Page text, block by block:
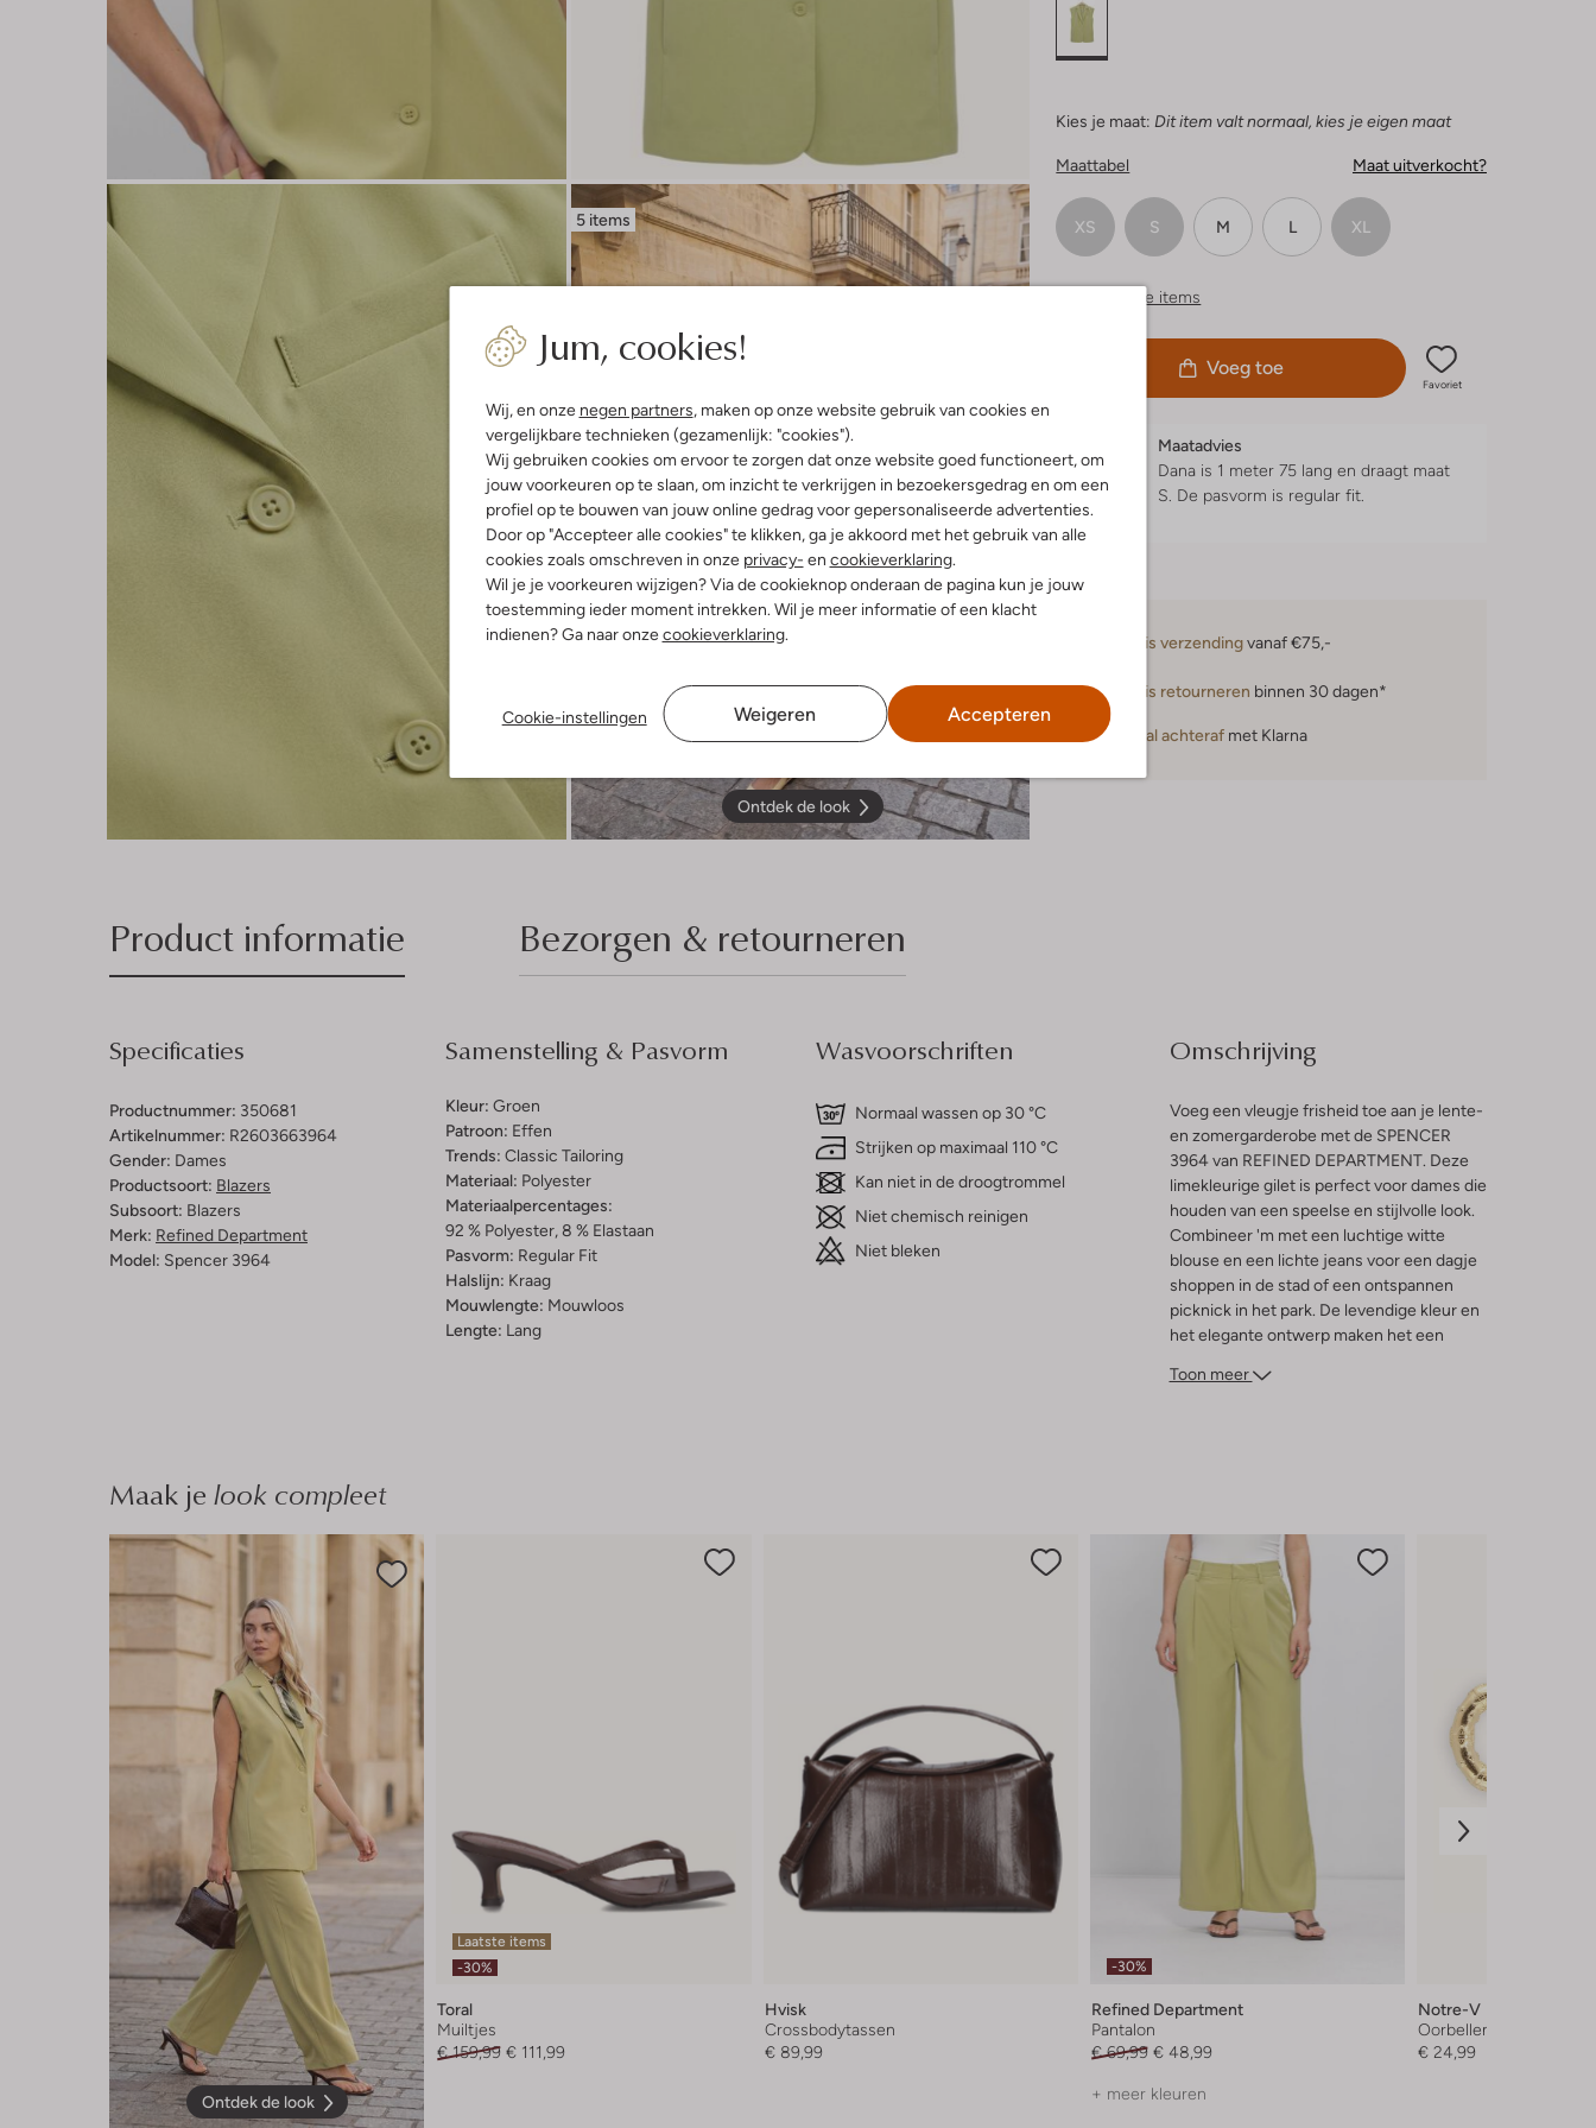
Jum, cookies!
Wij, en onze negen partners, maken op onze website gebruik van cookies en
vergelijkbare technieken (gezamenlijk: "cookies").
Wij gebruiken cookies om ervoor te zorgen dat onze website goed functioneert, om
jouw voorkeuren op te slaan, om inzicht te verkrijgen in bezoekersgedrag en om een
profiel op te bouwen van jouw online gedrag voor gepersonaliseerde advertenties.
Door op "Accepteer alle cookies" te klikken, ga je akkoord met het gebruik van alle
cookies zoals omschreven in onze privacy- en cookieverklaring.
Wil je je voorkeuren wijzigen? Via de cookieknop onderaan de pagina kun je jouw
toestemming ieder moment intrekken. Wil je meer informatie of een klacht
indienen? Ga naar onzecookieverklaring.
Cookie-instellingen Weigeren Accepteren
5 items
Ontdek de look
Kies je maat: Dit item valt normaal, kies je eigen maat
Maattabel Maat uitverkocht?
XS S M L XL
Vergelijkbare items
Voeg toe
Favoriet
Maatadvies
Dana is 1 meter 75 lang en draagt maat
S. De pasvorm is regular fit.
Gratis verzendingvanaf €75,-
Gratis retourneren binnen 30 dagen*
Betaal achteraf met Klarna
Product informatie Bezorgen & retourneren
Specificaties
Productnummer: 350681
Artikelnummer: R2603663964
Gender: Dames
Productsoort: Blazers
Subsoort: Blazers
Merk: Refined Department
Model: Spencer 3964
Samenstelling & Pasvorm
Kleur: Groen
Patroon: Effen
Trends: Classic Tailoring
Materiaal: Polyester
Materiaalpercentages:
92 % Polyester, 8 % Elastaan
Pasvorm: Regular Fit
Halslijn: Kraag
Mouwlengte: Mouwloos
Lengte: Lang
Wasvoorschriften
Normaal wassen op 30 °C
Strijken op maximaal 110 °C
Kan niet in de droogtrommel
Niet chemisch reinigen
Niet bleken
Omschrijving
Voeg een vleugje frisheid toe aan je lente-
en zomergarderobe met de SPENCER
3964 van REFINED DEPARTMENT. Deze
limekleurige gilet is perfect voor dames die
houden van een speelse en stijlvolle look.
Combineer 'm met een luchtige witte
blouse en een lichte jeans voor een dagje
shoppen in de stad of een ontspannen
picknick in het park. De levendige kleur en
het elegante ontwerp maken het een
zonnige dagen en zwoele avonden. Laat je
Toon meer
Maak je look compleet
Ontdek de look
Laatste items
-30%
Toral
Muiltjes
€ 159,99 € 111,99
Hvisk
Crossbodytassen
€ 89,99
-30%
Refined Department
Pantalon
€ 69,99 € 48,99
+ meer kleuren
Notre-V
Oorbellen
€ 24,99